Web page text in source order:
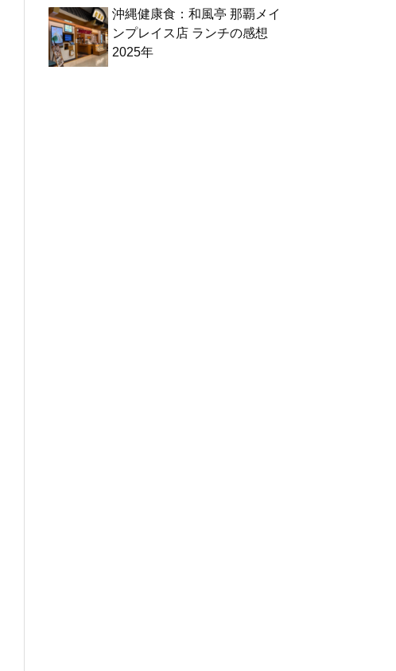
沖縄健康食：和風亭 那覇メイ
ンプレイス店 ランチの感想
2025年